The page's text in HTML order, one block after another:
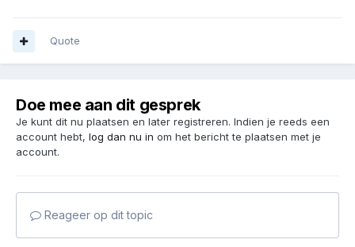
Quote
Doe mee aan dit gesprek
Je kunt dit nu plaatsen en later registreren. Indien je reeds een
account hebt, log dan nu in om het bericht te plaatsen met je
account.
Reageer op dit topic